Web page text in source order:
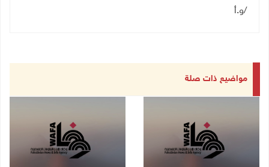
/و.أ
مواضيع ذات صلة